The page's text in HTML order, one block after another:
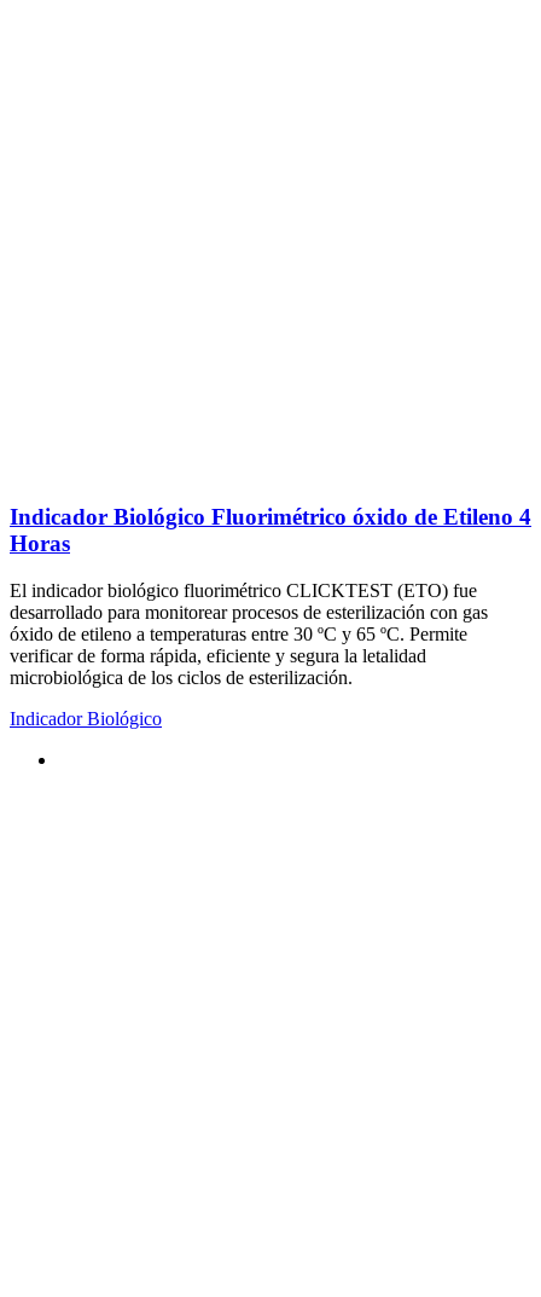
Indicador Biológico Fluorimétrico óxido de Etileno 4
Horas
El indicador biológico fluorimétrico CLICKTEST (ETO) fue
desarrollado para monitorear procesos de esterilización con gas
óxido de etileno a temperaturas entre 30 ºC y 65 ºC. Permite
verificar de forma rápida, eficiente y segura la letalidad
microbiológica de los ciclos de esterilización.
Indicador Biológico